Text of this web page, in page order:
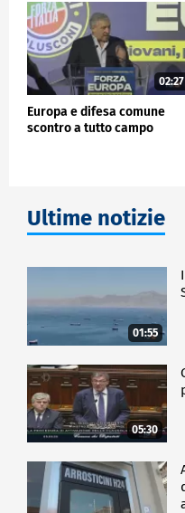
"Dobbiamo abituarci
alla Casa Bianca
le elezioni europee
aggiunto -. Bisogna
Stati che hanno voglia
della difesa comune
02:27
Europa e difesa comune
scontro a tutto campo
Ultime notizie
01:55
05:30